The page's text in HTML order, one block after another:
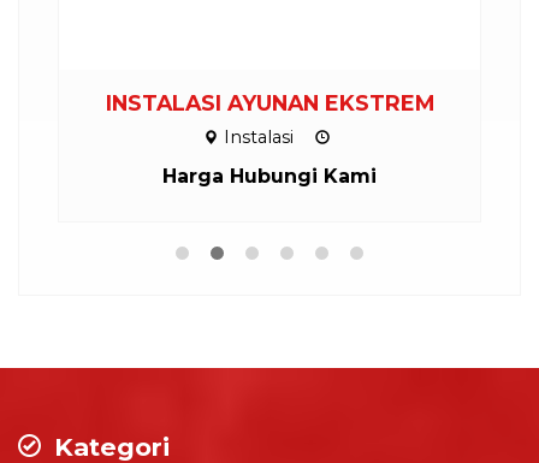
INSTALASI AYUNAN EKSTREM
Instalasi
Harga Hubungi Kami
Kategori